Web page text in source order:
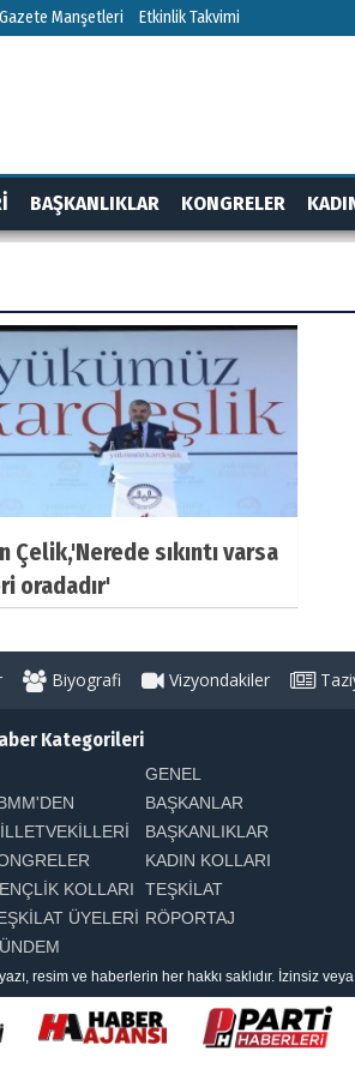
Gazete Manşetleri Etkinlik Takvimi
BAŞKANLIKLAR KONGRELER
Çelik,'Nerede sıkıntı varsa
oradadır'
Biyografi Vizyondakiler
Kategorileri
GENEL
BAŞKANLAR
BAŞKANLIKLAR
KADIN KOLLARI
KOLLARI
TEŞKİLAT
ÜYELERİ RÖPORTAJ
resim ve haberlerin her hakkı saklıdır. İzinsiz